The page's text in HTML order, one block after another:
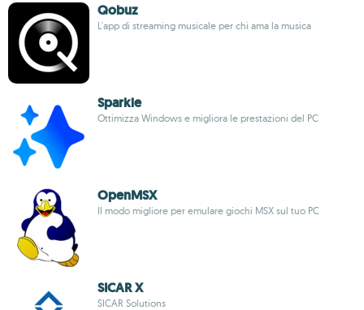
Qobuz
L'app di streaming musicale per chi ama la musica
Sparkle
Ottimizza Windows e migliora le prestazioni del PC
OpenMSX
Il modo migliore per emulare giochi MSX sul tuo PC
SICAR X
SICAR Solutions